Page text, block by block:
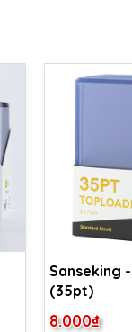
Sanseking
(35pt)
8.000₫